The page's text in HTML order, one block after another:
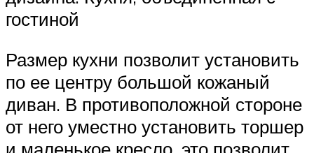
гостиной
Размер кухни позволит установить
по ее центру большой кожаный
диван. В противоположной стороне
от него уместно установить торшер